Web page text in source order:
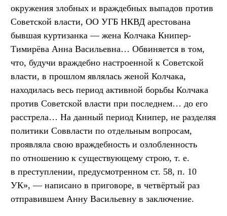
окружения злобных и враждебных выпадов против
Советской власти, ОО УГБ НКВД арестована
бывшая куртизанка — жена Колчака Книпер-
Тимирёва Анна Васильевна… Обвиняется в том,
что, будучи враждебно настроенной к Советской
власти, в прошлом являлась женой Колчака,
находилась весь период активной борьбы Колчака
против Советской власти при последнем… до его
расстрела… На данный период Книпер, не разделяя
политики Соввласти по отдельным вопросам,
проявляла свою враждебность и озлобленность
по отношению к существующему строю, т. е.
в преступлении, предусмотренном ст. 58, п. 10
УК», — написано в приговоре, в четвёртый раз
отправившем Анну Васильевну в заключение.